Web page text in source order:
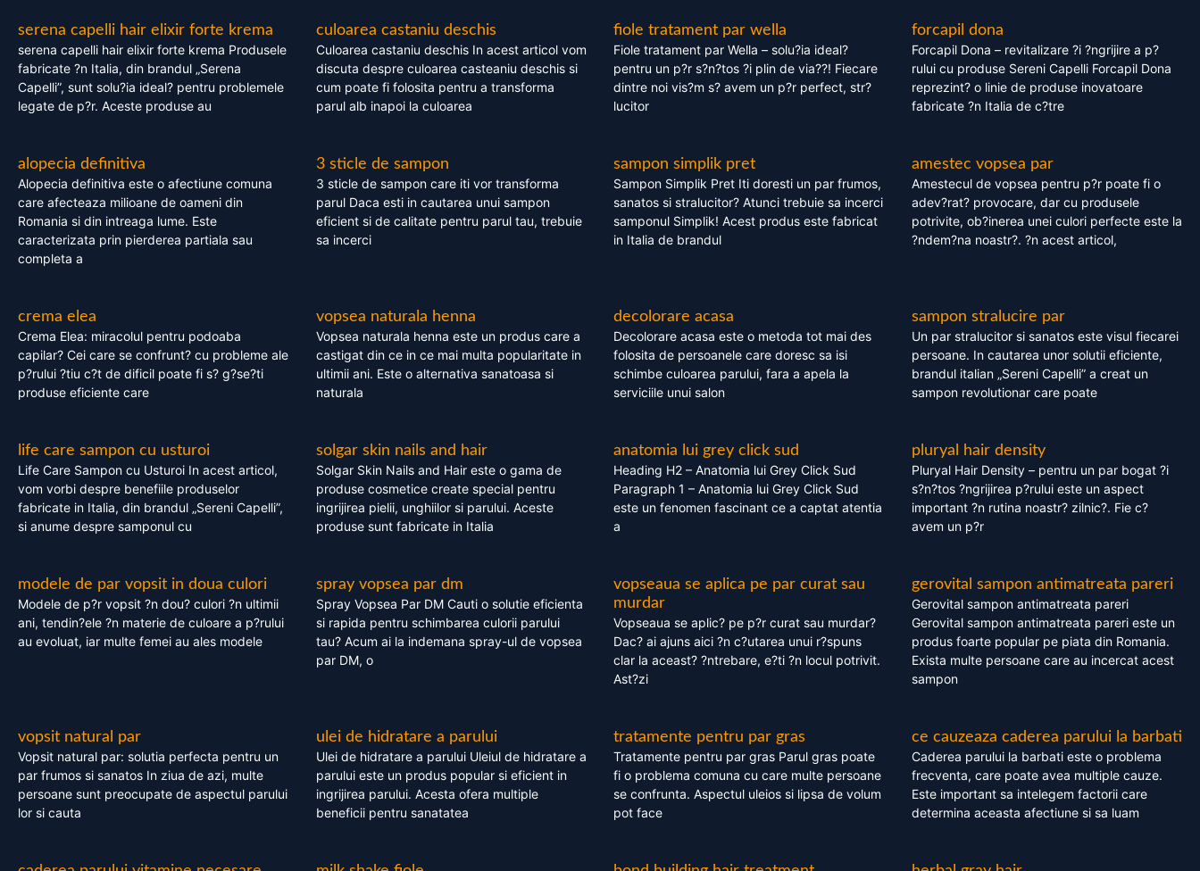
serena capelli hair elixir forte krema
serena capelli hair elixir forte krema Produsele
fabricate ?n Italia, din brandul „Serena
Capelli”, sunt solu?ia ideal? pentru problemele
legate de p?r. Aceste produse au
culoarea castaniu deschis
Culoarea castaniu deschis In acest articol vom
discuta despre culoarea casteaniu deschis si
cum poate fi folosita pentru a transforma
parul alb inapoi la culoarea
fiole tratament par wella
Fiole tratament par Wella – solu?ia ideal?
pentru un p?r s?n?tos ?i plin de via??! Fiecare
dintre noi vis?m s? avem un p?r perfect, str?
lucitor
forcapil dona
Forcapil Dona – revitalizare ?i ?ngrijire a p?
rului cu produse Sereni Capelli Forcapil Dona
reprezint? o linie de produse inovatoare
fabricate ?n Italia de c?tre
alopecia definitiva
Alopecia definitiva este o afectiune comuna
care afecteaza milioane de oameni din
Romania si din intreaga lume. Este
caracterizata prin pierderea partiala sau
completa a
3 sticle de sampon
3 sticle de sampon care iti vor transforma
parul Daca esti in cautarea unui sampon
eficient si de calitate pentru parul tau, trebuie
sa incerci
sampon simplik pret
Sampon Simplik Pret Iti doresti un par frumos,
sanatos si stralucitor? Atunci trebuie sa incerci
samponul Simplik! Acest produs este fabricat
in Italia de brandul
amestec vopsea par
Amestecul de vopsea pentru p?r poate fi o
adev?rat? provocare, dar cu produsele
potrivite, ob?inerea unei culori perfecte este la
?ndem?na noastr?. ?n acest articol,
crema elea
Crema Elea: miracolul pentru podoaba
capilar? Cei care se confrunt? cu probleme ale
p?rului ?tiu c?t de dificil poate fi s? g?se?ti
produse eficiente care
vopsea naturala henna
Vopsea naturala henna este un produs care a
castigat din ce in ce mai multa popularitate in
ultimii ani. Este o alternativa sanatoasa si
naturala
decolorare acasa
Decolorare acasa este o metoda tot mai des
folosita de persoanele care doresc sa isi
schimbe culoarea parului, fara a apela la
serviciile unui salon
sampon stralucire par
Un par stralucitor si sanatos este visul fiecarei
persoane. In cautarea unor solutii eficiente,
brandul italian „Sereni Capelli” a creat un
sampon revolutionar care poate
life care sampon cu usturoi
Life Care Sampon cu Usturoi In acest articol,
vom vorbi despre benefiile produselor
fabricate in Italia, din brandul „Sereni Capelli”,
si anume despre samponul cu
solgar skin nails and hair
Solgar Skin Nails and Hair este o gama de
produse cosmetice create special pentru
ingrijirea pielii, unghiilor si parului. Aceste
produse sunt fabricate in Italia
anatomia lui grey click sud
Heading H2 – Anatomia lui Grey Click Sud
Paragraph 1 – Anatomia lui Grey Click Sud
este un fenomen fascinant ce a captat atentia
a
pluryal hair density
Pluryal Hair Density – pentru un par bogat ?i
s?n?tos ?ngrijirea p?rului este un aspect
important ?n rutina noastr? zilnic?. Fie c?
avem un p?r
modele de par vopsit in doua culori
Modele de p?r vopsit ?n dou? culori ?n ultimii
ani, tendin?ele ?n materie de culoare a p?rului
au evoluat, iar multe femei au ales modele
spray vopsea par dm
Spray Vopsea Par DM Cauti o solutie eficienta
si rapida pentru schimbarea culorii parului
tau? Acum ai la indemana spray-ul de vopsea
par DM, o
vopseaua se aplica pe par curat sau
murdar
Vopseaua se aplic? pe p?r curat sau murdar?
Dac? ai ajuns aici ?n c?utarea unui r?spuns
clar la aceast? ?ntrebare, e?ti ?n locul potrivit.
Ast?zi
gerovital sampon antimatreata pareri
Gerovital sampon antimatreata pareri
Gerovital sampon antimatreata pareri este un
produs foarte popular pe piata din Romania.
Exista multe persoane care au incercat acest
sampon
vopsit natural par
Vopsit natural par: solutia perfecta pentru un
par frumos si sanatos In ziua de azi, multe
persoane sunt preocupate de aspectul parului
lor si cauta
ulei de hidratare a parului
Ulei de hidratare a parului Uleiul de hidratare a
parului este un produs popular si eficient in
ingrijirea parului. Acesta ofera multiple
beneficii pentru sanatatea
tratamente pentru par gras
Tratamente pentru par gras Parul gras poate
fi o problema comuna cu care multe persoane
se confrunta. Aspectul uleios si lipsa de volum
pot face
ce cauzeaza caderea parului la barbati
Caderea parului la barbati este o problema
frecventa, care poate avea multiple cauze.
Este important sa intelegem factorii care
determina aceasta afectiune si sa luam